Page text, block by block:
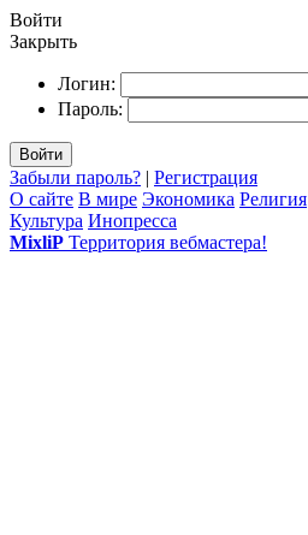
Войти
Закрыть
Логин:
Пароль:
Войти
Забыли пароль? | Регистрация
О сайте В мире Экономика Религия
Культура Инопресса
MixliP Территория вебмастера!